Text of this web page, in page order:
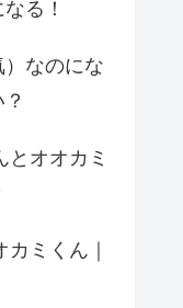
る！
なのにな
とオオカミ
ミくん｜